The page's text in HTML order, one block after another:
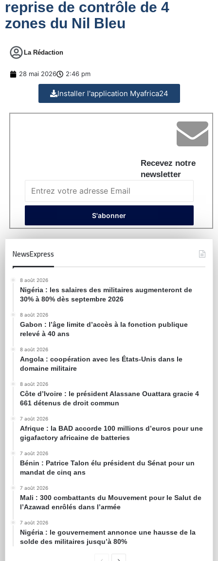
reprise de contrôle de 4
zones du Nil Bleu
La Rédaction
28 mai 2026 2:46 pm
Installer l'application Myafrica24
Recevez notre
newsletter
NewsExpress
8 août 2026
Nigéria : les salaires des militaires augmenteront de
30% à 80% dès septembre 2026
8 août 2026
Gabon : l’âge limite d’accès à la fonction publique
relevé à 40 ans
8 août 2026
Angola : coopération avec les États-Unis dans le
domaine militaire
8 août 2026
Côte d’Ivoire : le président Alassane Ouattara gracie 4
661 détenus de droit commun
7 août 2026
Afrique : la BAD accorde 100 millions d’euros pour une
gigafactory africaine de batteries
7 août 2026
Bénin : Patrice Talon élu président du Sénat pour un
mandat de cinq ans
7 août 2026
Mali : 300 combattants du Mouvement pour le Salut de
l’Azawad enrôlés dans l’armée
7 août 2026
Nigéria : le gouvernement annonce une hausse de la
solde des militaires jusqu’à 80%